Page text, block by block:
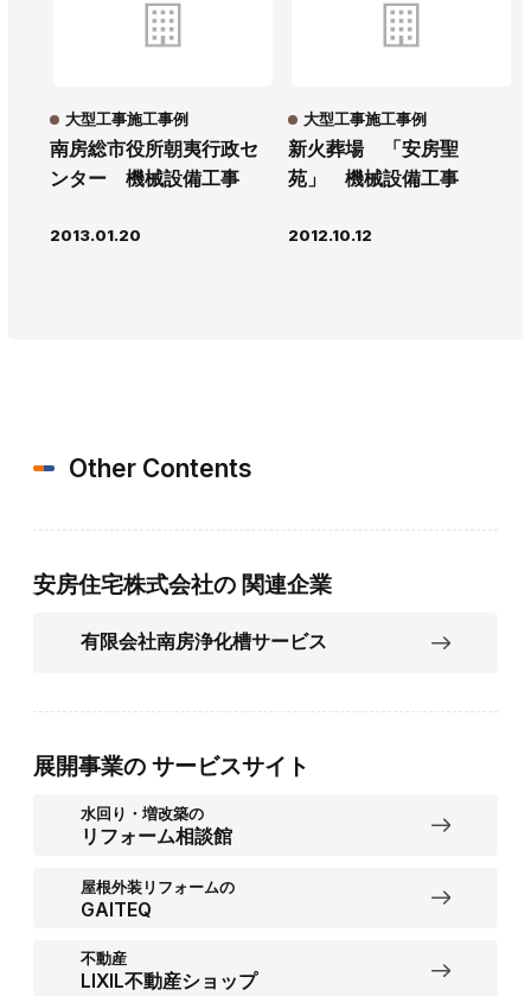
南房総市役所朝夷行政セ
ンター 機械設備工事
大型工事施工事例
2013.01.20
新火葬場 「安房聖
苑」 機械設備工事
大型工事施工事例
2012.10.12
Other Contents
安房住宅株式会社の 関連企業
有限会社南房浄化槽サービス
展開事業の サービスサイト
水回り・増改築の
リフォーム相談館
屋根外装リフォームの
GAITEQ
不動産
LIXIL不動産ショップ